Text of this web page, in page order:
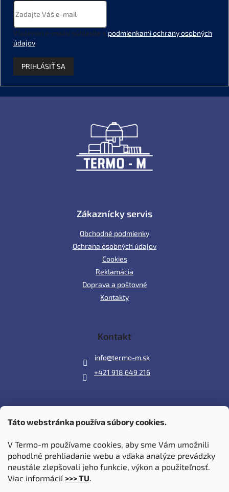
Táto webstránka používa súbory cookies.
V Termo-m používame cookies, aby sme Vám umožnili
pohodlné prehliadanie webu a vďaka analýze prevádzky
neustále zlepšovali jeho funkcie, výkon a použiteľnosť.
Viac informácií >>> TU.
Vložením e-mailu súhlasíte s podmienkami ochrany osobných
údajov.
PRIHLÁSIŤ SA
Zákaznícky servis
Obchodné podmienky
Ochrana osobných údajov
Cookies
Reklamácia
Doprava a poštovné
Kontakty
Kontakt
info@termo-m.sk
+421 918 649 216
Prijímame online platby